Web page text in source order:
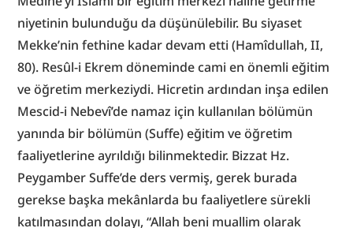
niyetinin bulunduğu da düşünülebilir. Bu siyaset
Mekke’nin fethine kadar devam etti (Hamîdullah, II,
80). Resûl-i Ekrem döneminde cami en önemli eğitim
ve öğretim merkeziydi. Hicretin ardından inşa edilen
Mescid-i Nebevî’de namaz için kullanılan bölümün
yanında bir bölümün (Suffe) eğitim ve öğretim
faaliyetlerine ayrıldığı bilinmektedir. Bizzat Hz.
Peygamber Suffe’de ders vermiş, gerek burada
gerekse başka mekânlarda bu faaliyetlere sürekli
katılmasından dolayı, “Allah beni muallim olarak